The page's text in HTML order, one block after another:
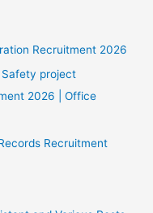
Recruitment 2026
Safety project
2026 | Office
Recruitment